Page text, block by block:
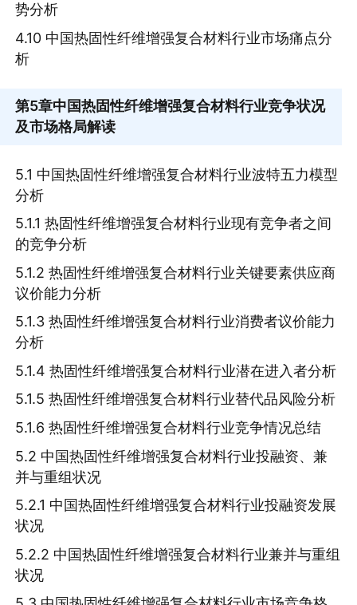
势分析
4.10 中国热固性纤维增强复合材料行业市场痛点分
析
第5章中国热固性纤维增强复合材料行业竞争状况
及市场格局解读
5.1 中国热固性纤维增强复合材料行业波特五力模型
分析
5.1.1 热固性纤维增强复合材料行业现有竞争者之间
的竞争分析
5.1.2 热固性纤维增强复合材料行业关键要素供应商
议价能力分析
5.1.3 热固性纤维增强复合材料行业消费者议价能力
分析
5.1.4 热固性纤维增强复合材料行业潜在进入者分析
5.1.5 热固性纤维增强复合材料行业替代品风险分析
5.1.6 热固性纤维增强复合材料行业竞争情况总结
5.2 中国热固性纤维增强复合材料行业投融资、兼
并与重组状况
5.2.1 中国热固性纤维增强复合材料行业投融资发展
状况
5.2.2 中国热固性纤维增强复合材料行业兼并与重组
状况